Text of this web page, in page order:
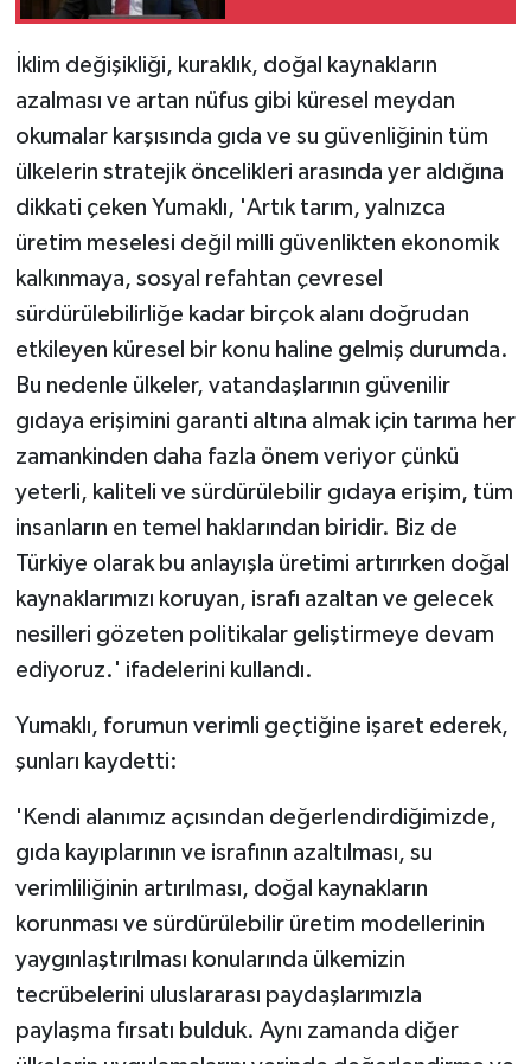
İklim değişikliği, kuraklık, doğal kaynakların
azalması ve artan nüfus gibi küresel meydan
okumalar karşısında gıda ve su güvenliğinin tüm
ülkelerin stratejik öncelikleri arasında yer aldığına
dikkati çeken Yumaklı, 'Artık tarım, yalnızca
üretim meselesi değil milli güvenlikten ekonomik
kalkınmaya, sosyal refahtan çevresel
sürdürülebilirliğe kadar birçok alanı doğrudan
etkileyen küresel bir konu haline gelmiş durumda.
Bu nedenle ülkeler, vatandaşlarının güvenilir
gıdaya erişimini garanti altına almak için tarıma her
zamankinden daha fazla önem veriyor çünkü
yeterli, kaliteli ve sürdürülebilir gıdaya erişim, tüm
insanların en temel haklarından biridir. Biz de
Türkiye olarak bu anlayışla üretimi artırırken doğal
kaynaklarımızı koruyan, israfı azaltan ve gelecek
nesilleri gözeten politikalar geliştirmeye devam
ediyoruz.' ifadelerini kullandı.
Yumaklı, forumun verimli geçtiğine işaret ederek,
şunları kaydetti:
'Kendi alanımız açısından değerlendirdiğimizde,
gıda kayıplarının ve israfının azaltılması, su
verimliliğinin artırılması, doğal kaynakların
korunması ve sürdürülebilir üretim modellerinin
yaygınlaştırılması konularında ülkemizin
tecrübelerini uluslararası paydaşlarımızla
paylaşma fırsatı bulduk. Aynı zamanda diğer